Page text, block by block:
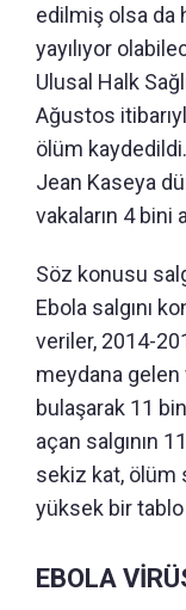
edilmiş olsa da
yayılıyor
Ulusal Halk
Ağustos
ölüm
Jean Kaseya
vakaların 4 bini
Söz konusu
Ebola salgını
veriler, 2014-
meydana
bulaşarak 11
açan salgının
sekiz kat, ölüm
yüksek bir
EBOLA